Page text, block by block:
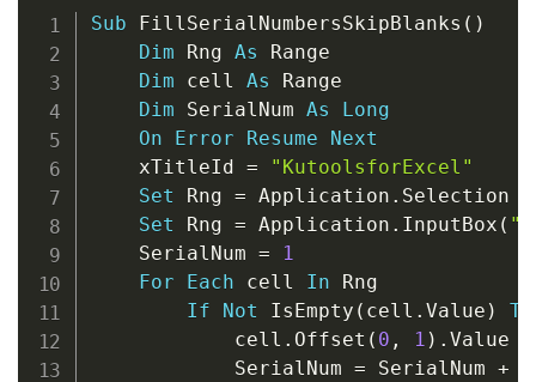
Sub FillSerialNumbersSkipBlanks ( )
Dim Rng As Range
Dim cell As Range
Dim SerialNum As
Long
On
Error Resume
Next
    xTitleId
=
"KutoolsforExcel"
Set Rng = Application . Selection
Set Rng = Application . InputBox (
    SerialNum
=
1
For
Each cell In Rng
If
Not IsEmpty ( cell . Value )
            cell
. Offset ( 0 , 1 ) . Value
            SerialNum
= SerialNum +
Copy